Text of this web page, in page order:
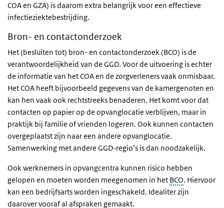
COA en GZA) is daarom extra belangrijk voor een effectieve
infectieziektebestrijding.
Bron- en contactonderzoek
Het (besluiten tot) bron- en contactonderzoek (BCO) is de
verantwoordelijkheid van de GGD. Voor de uitvoering is echter
de informatie van het COA en de zorgverleners vaak onmisbaar.
Het COA heeft bijvoorbeeld gegevens van de kamergenoten en
kan hen vaak ook rechtstreeks benaderen. Het komt voor dat
contacten op papier op de opvanglocatie verblijven, maar in
praktijk bij familie of vrienden logeren. Ook kunnen contacten
overgeplaatst zijn naar een andere opvanglocatie.
Samenwerking met andere GGD-regio’s is dan noodzakelijk.
Ook werknemers in opvangcentra kunnen risico hebben
gelopen en moeten worden meegenomen in het BCO. Hiervoor
kan een bedrijfsarts worden ingeschakeld. Idealiter zijn
daarover vooraf al afspraken gemaakt.